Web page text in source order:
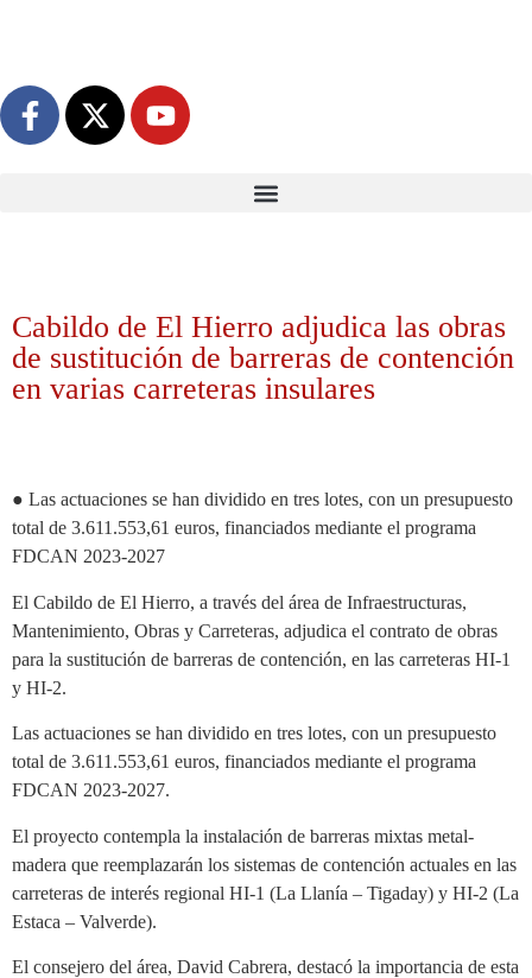
Cabildo de El Hierro adjudica las obras
de sustitución de barreras de contención
en varias carreteras insulares
● Las actuaciones se han dividido en tres lotes, con un presupuesto
total de 3.611.553,61 euros, financiados mediante el programa
FDCAN 2023-2027
El Cabildo de El Hierro, a través del área de Infraestructuras,
Mantenimiento, Obras y Carreteras, adjudica el contrato de obras
para la sustitución de barreras de contención, en las carreteras HI-1
y HI-2.
Las actuaciones se han dividido en tres lotes, con un presupuesto
total de 3.611.553,61 euros, financiados mediante el programa
FDCAN 2023-2027.
El proyecto contempla la instalación de barreras mixtas metal-
madera que reemplazarán los sistemas de contención actuales en las
carreteras de interés regional HI-1 (La Llanía – Tigaday) y HI-2 (La
Estaca – Valverde).
El consejero del área, David Cabrera, destacó la importancia de esta